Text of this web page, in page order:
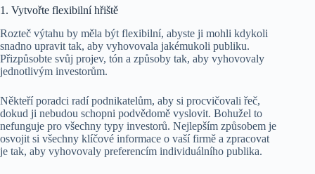
1. Vytvořte flexibilní hřiště
Rozteč výtahu by měla být flexibilní, abyste ji mohli kdykoli
snadno upravit tak, aby vyhovovala jakémukoli publiku.
Přizpůsobte svůj projev, tón a způsoby tak, aby vyhovovaly
jednotlivým investorům.
Někteří poradci radí podnikatelům, aby si procvičovali řeč,
dokud ji nebudou schopni podvědomě vyslovit. Bohužel to
nefunguje pro všechny typy investorů. Nejlepším způsobem je
osvojit si všechny klíčové informace o vaší firmě a zpracovat
je tak, aby vyhovovaly preferencím individuálního publika.